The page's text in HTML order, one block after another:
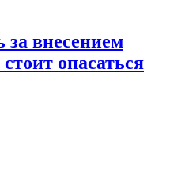
за внесением
опасаться